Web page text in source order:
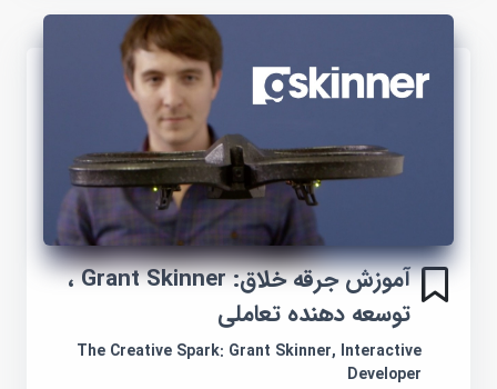
آموزش جرقه خلاق: Grant Skinner ،
توسعه دهنده تعاملی
The Creative Spark: Grant Skinner, Interactive
Developer